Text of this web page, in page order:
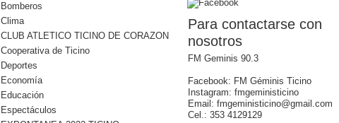
Bomberos
Clima
CLUB ATLETICO TICINO DE CORAZON
Cooperativa de Ticino
Deportes
Economía
Educación
Espectáculos
Para contactarse con
nosotros
FM Geminis 90.3
Facebook: FM Géminis Ticino
Instagram: fmgeministicino
Email: fmgeministicino@gmail.com
Cel.: 353 4129129